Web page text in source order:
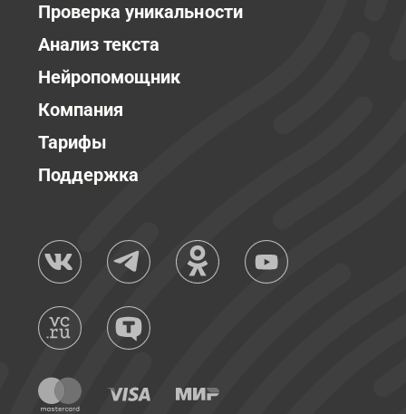
Проверка уникальности
Анализ текста
Нейропомощник
Компания
Тарифы
Поддержка